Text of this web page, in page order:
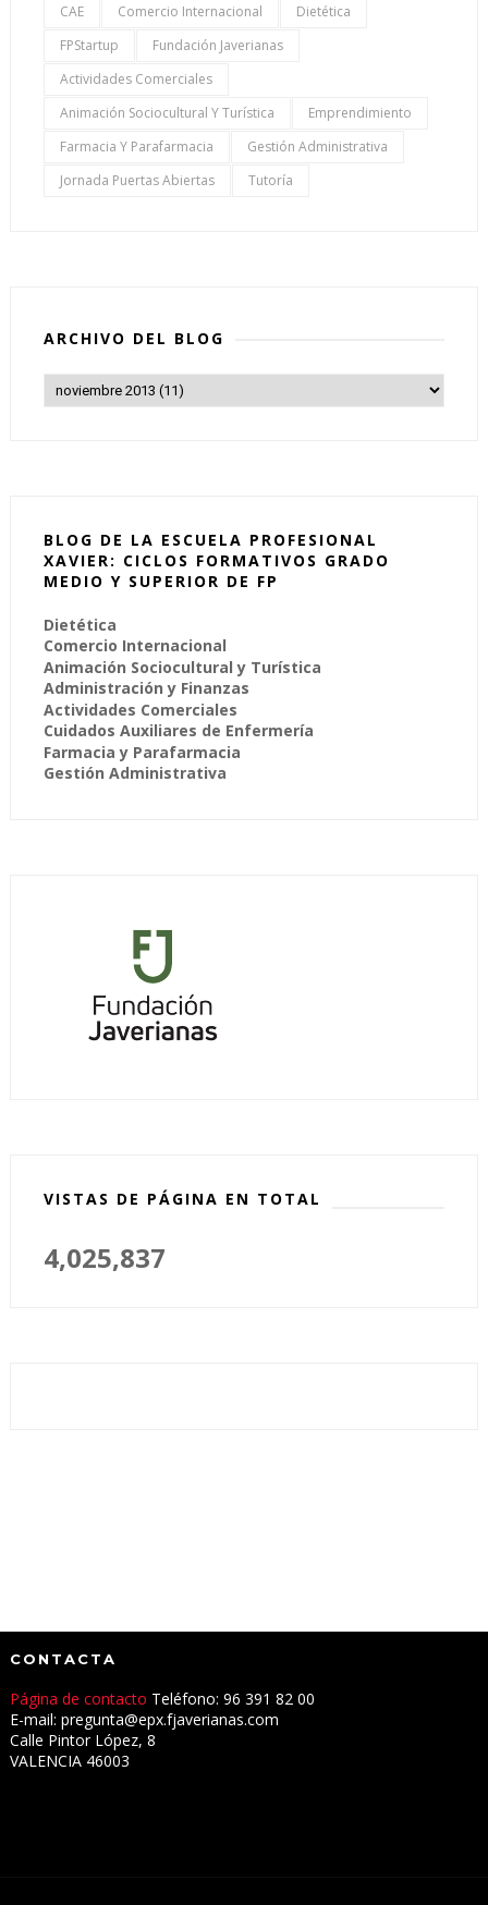
CAE
Comercio Internacional
Dietética
FPStartup
Fundación Javerianas
Actividades Comerciales
Animación Sociocultural Y Turística
Emprendimiento
Farmacia Y Parafarmacia
Gestión Administrativa
Jornada Puertas Abiertas
Tutoría
ARCHIVO DEL BLOG
BLOG DE LA ESCUELA PROFESIONAL
XAVIER: CICLOS FORMATIVOS GRADO
MEDIO Y SUPERIOR DE FP
Dietética
Comercio Internacional
Animación Sociocultural y Turística
Administración y Finanzas
Actividades Comerciales
Cuidados Auxiliares de Enfermería
Farmacia y Parafarmacia
Gestión Administrativa
VISTAS DE PÁGINA EN TOTAL
4,025,837
CONTACTA
Página de contacto Teléfono: 96 391 82 00
E-mail: pregunta@epx.fjaverianas.com
Calle Pintor López, 8
VALENCIA 46003